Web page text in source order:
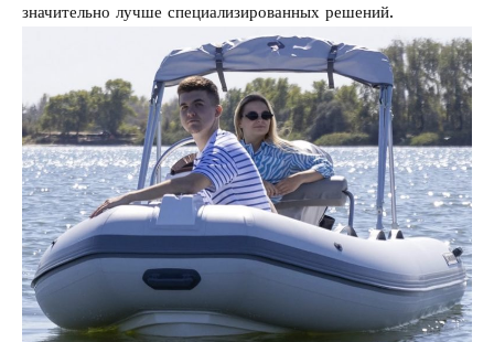
значительно лучше специализированных решений.